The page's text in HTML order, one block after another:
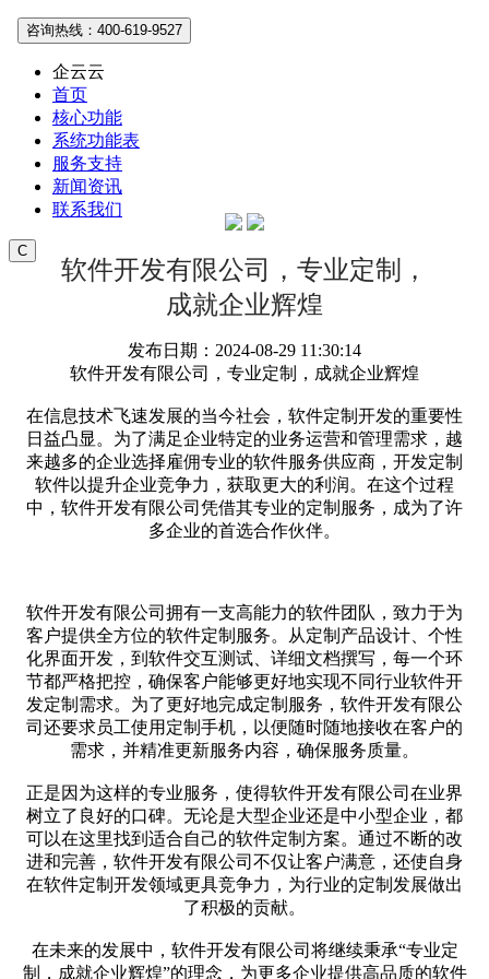
咨询热线：400-619-9527
企云云
首页
核心功能
系统功能表
服务支持
新闻资讯
联系我们
C
软件开发有限公司，专业定制，
成就企业辉煌
发布日期：2024-08-29 11:30:14
软件开发有限公司，专业定制，成就企业辉煌
在信息技术飞速发展的当今社会，软件定制开发的重要性
日益凸显。为了满足企业特定的业务运营和管理需求，越
来越多的企业选择雇佣专业的软件服务供应商，开发定制
软件以提升企业竞争力，获取更大的利润。在这个过程
中，软件开发有限公司凭借其专业的定制服务，成为了许
多企业的首选合作伙伴。
软件开发有限公司拥有一支高能力的软件团队，致力于为
客户提供全方位的软件定制服务。从定制产品设计、个性
化界面开发，到软件交互测试、详细文档撰写，每一个环
节都严格把控，确保客户能够更好地实现不同行业软件开
发定制需求。为了更好地完成定制服务，软件开发有限公
司还要求员工使用定制手机，以便随时随地接收在客户的
需求，并精准更新服务内容，确保服务质量。
正是因为这样的专业服务，使得软件开发有限公司在业界
树立了良好的口碑。无论是大型企业还是中小型企业，都
可以在这里找到适合自己的软件定制方案。通过不断的改
进和完善，软件开发有限公司不仅让客户满意，还使自身
在软件定制开发领域更具竞争力，为行业的定制发展做出
了积极的贡献。
在未来的发展中，软件开发有限公司将继续秉承“专业定
制，成就企业辉煌”的理念，为更多企业提供高品质的软件